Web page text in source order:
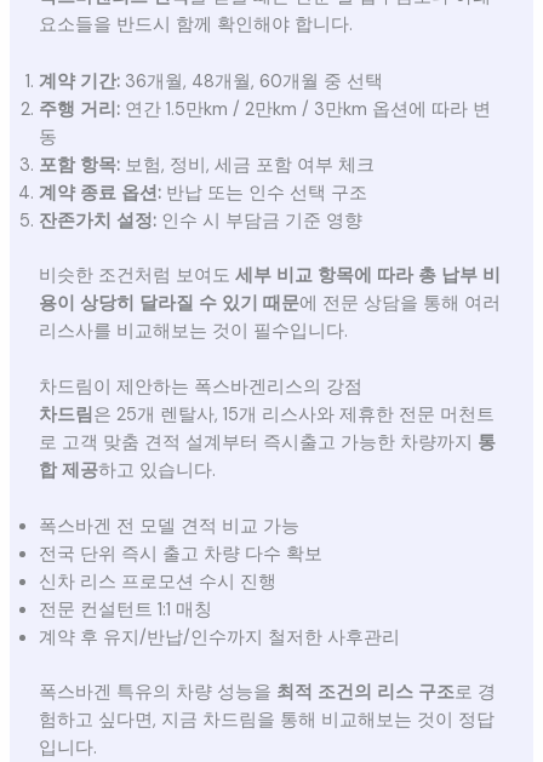
요소들을 반드시 함께 확인해야 합니다.
계약 기간:36개월, 48개월, 60개월 중 선택
주행 거리:연간 1.5만km / 2만km / 3만km 옵션에 따라 변
동
포함 항목:보험, 정비, 세금 포함 여부 체크
계약 종료 옵션:반납 또는 인수 선택 구조
잔존가치 설정:인수 시 부담금 기준 영향
비슷한 조건처럼 보여도 세부 비교 항목에 따라 총 납부 비
용이 상당히 달라질 수 있기 때문에 전문 상담을 통해 여러
리스사를 비교해보는 것이 필수입니다.
차드림이 제안하는 폭스바겐리스의 강점
차드림 은 25개 렌탈사, 15개 리스사와 제휴한 전문 머천트
로 고객 맞춤 견적 설계부터 즉시출고 가능한 차량까지 통
합 제공하고 있습니다.
폭스바겐 전 모델 견적 비교 가능
전국 단위 즉시 출고 차량 다수 확보
신차 리스 프로모션 수시 진행
전문 컨설턴트 1:1 매칭
계약 후 유지/반납/인수까지 철저한 사후관리
폭스바겐 특유의 차량 성능을 최적 조건의 리스 구조로 경
험하고 싶다면, 지금 차드림을 통해 비교해보는 것이 정답
입니다.